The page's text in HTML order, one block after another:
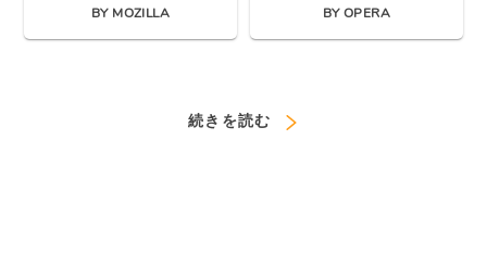
BY MOZILLA BY OPERA
続きを読む